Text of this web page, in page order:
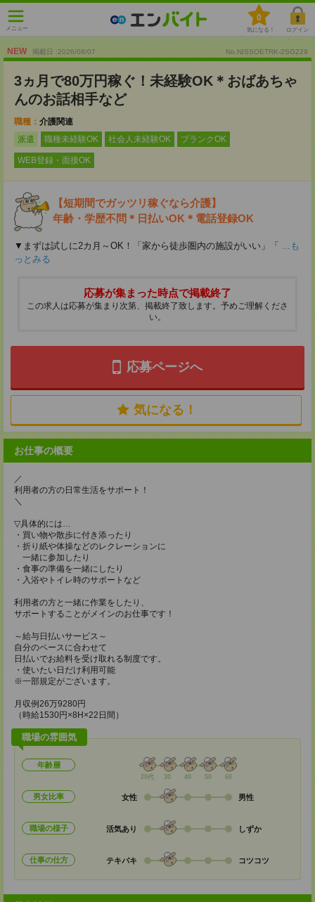
メニュー
0
気になる！ ログイン
NEW 掲載日 :2026/08/07 No.NISSOETRK-2SG229
3ヵ月で80万円稼ぐ！未経験OK＊おばあちゃ
んのお話相手など
職種： 介護関連
派遣
職種未経験OK 社会人未経験OK ブランクOK
WEB登録・面接OK
【短期間でガッツリ稼ぐなら介護】
年齢・学歴不問＊日払いOK＊電話登録OK
▼まずは試しに2カ月～OK！「家から徒歩圏内の施設がいい」「 ...も
っとみる
応募が集まった時点で掲載終了
この求人は応募が集まり次第、掲載終了致します。予めご理解くださ
い。
応募ページへ
気になる！
お仕事の概要
／
利用者の方の日常生活をサポート！
＼
▽具体的には…
・買い物や散歩に付き添ったり
・折り紙や体操などのレクレーションに
一緒に参加したり
・食事の準備を一緒にしたり
・入浴やトイレ時のサポートなど
利用者の方と一緒に作業をしたり、
サポートすることがメインのお仕事です！
～給与日払いサービス～
自分のペースに合わせて
日払いでお給料を受け取れる制度です。
・使いたい日だけ利用可能
※一部規定がございます。
月収例26万9280円
（時給1530円×8H×22日間）
職場の雰囲気
年齢層
20代 30 40 50 60
男女比率 女性 男性
職場の様子 活気あり しずか
仕事の仕方 テキパキ コツコツ